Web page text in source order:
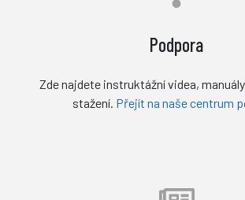
Podpora
Zde najdete instruktážní videa,
stažení. Přejít na naše centrum